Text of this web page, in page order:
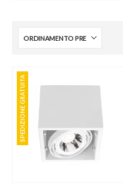
SPEDIZIONE GRATUITA